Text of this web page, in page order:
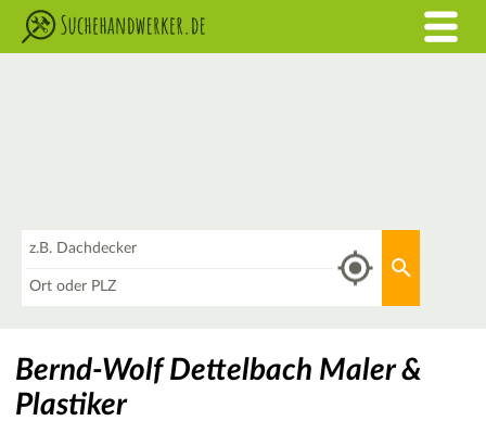
Bernd-Wolf Dettelbach Maler &
Plastiker